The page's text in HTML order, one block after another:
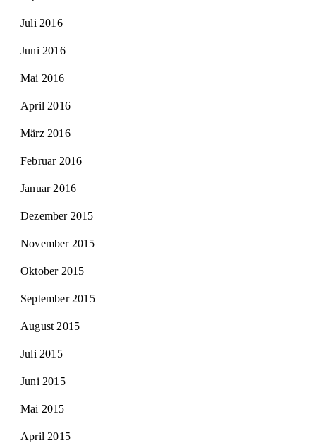
Juli 2016
Juni 2016
Mai 2016
April 2016
März 2016
Februar 2016
Januar 2016
Dezember 2015
November 2015
Oktober 2015
September 2015
August 2015
Juli 2015
Juni 2015
Mai 2015
April 2015